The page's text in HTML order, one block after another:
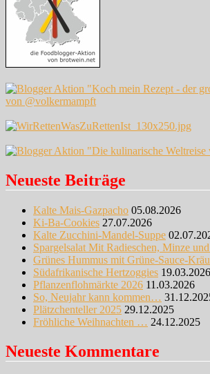
Neueste Beiträge
Kalte Mais-Gazpacho 05.08.2026
Ki-Ba-Cookies 27.07.2026
Kalte Zucchini-Mandel-Suppe
Spargelsalat Mit Radieschen, Minze
Grünes Hummus mit Grüne-Sauce-
Südafrikanische Hertzoggies 19.03.2026
Pflanzenflohmärkte 2026 11.03.2026
So, Neujahr kann kommen…
Plätzchenteller 2025 29.12.2025
Fröhliche Weihnachten … 24.12.2025
Neueste Kommentare